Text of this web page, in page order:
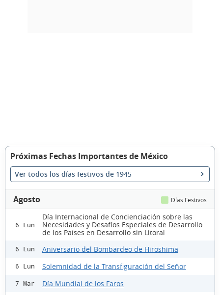
Próximas Fechas Importantes de México
Ver todos los días festivos de 1945
Agosto Días Festivos
6 Lun
Día Internacional de Concienciación sobre las
Necesidades y Desafíos Especiales de Desarrollo
de los Países en Desarrollo sin Litoral
6 Lun Aniversario del Bombardeo de Hiroshima
6 Lun Solemnidad de la Transfiguración del Señor
7 Mar Día Mundial de los Faros